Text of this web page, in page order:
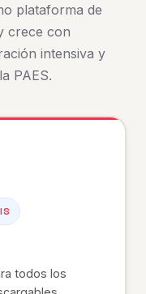
plataforma de
crece con
intensiva y
PAES.
todos los